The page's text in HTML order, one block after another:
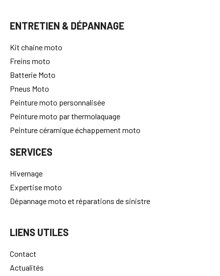
ENTRETIEN & DÉPANNAGE
Kit chaine moto
Freins moto
Batterie Moto
Pneus Moto
Peinture moto personnalisée
Peinture moto par thermolaquage
Peinture céramique échappement moto
SERVICES
Hivernage
Expertise moto
Dépannage moto et réparations de sinistre
LIENS UTILES
Contact
Actualités